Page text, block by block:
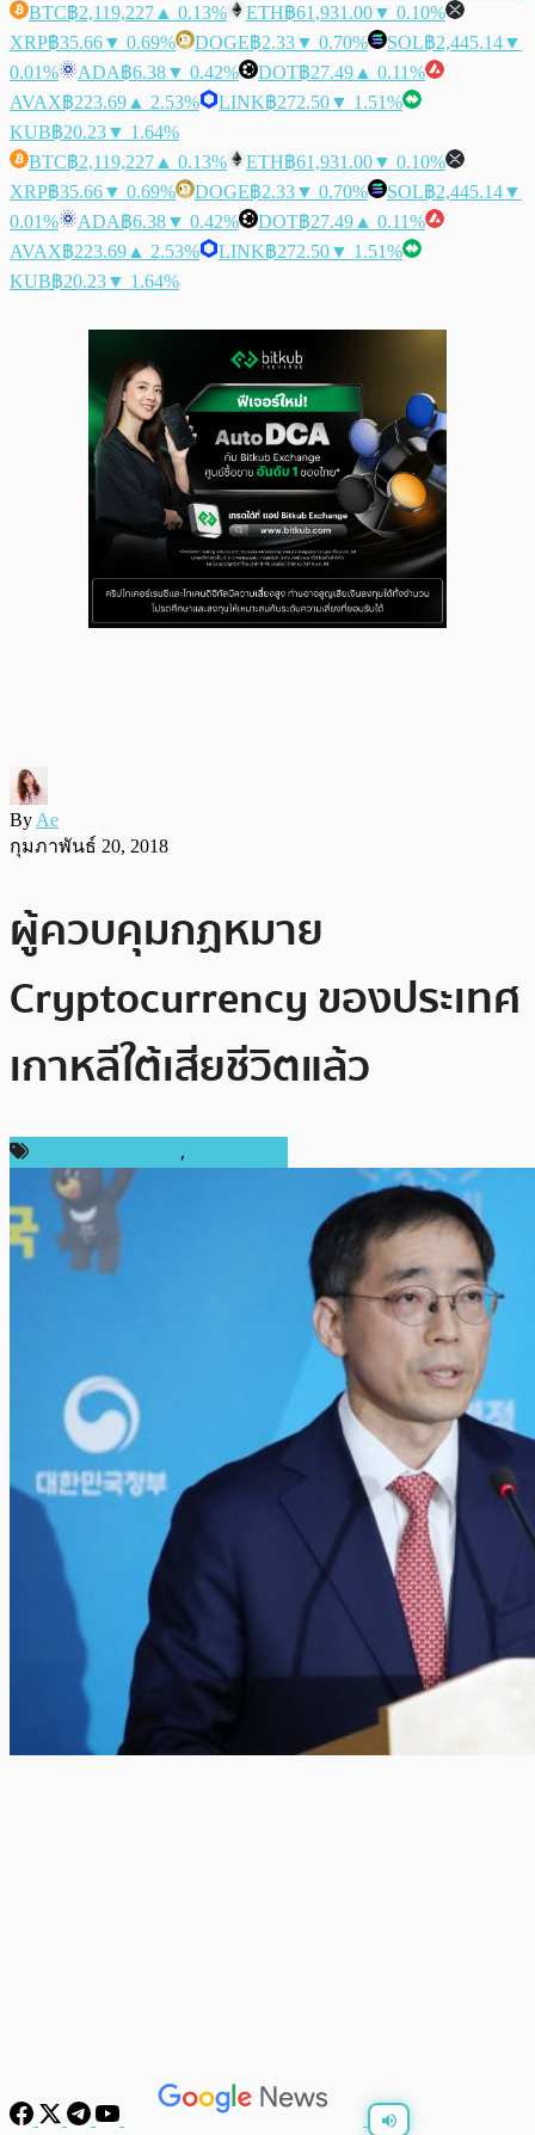
BTC฿2,119,227 ▲ 0.13% ETH฿61,931.00▼ 0.10%
XRP฿35.66▼ 0.69% DOGE฿2.33▼ 0.70% SOL฿2,445.14▼
0.01%
ADA฿6.38▼ 0.42% DOT฿27.49 ▲ 0.11%
AVAX฿223.69 ▲ 2.53% LINK฿272.50▼ 1.51%
KUB฿20.23▼ 1.64%
BTC฿2,119,227 ▲ 0.13% ETH฿61,931.00▼ 0.10%
XRP฿35.66▼ 0.69% DOGE฿2.33▼ 0.70% SOL฿2,445.14▼
0.01%
ADA฿6.38▼ 0.42% DOT฿27.49 ▲ 0.11%
AVAX฿223.69 ▲ 2.53% LINK฿272.50▼ 1.51%
KUB฿20.23▼ 1.64%
By Ae
กุมภาพันธ์ 20, 2018
ผู้ควบคุมกฏหมาย
Cryptocurrency ของประเทศ
เกาหลีใต้เสียชีวิตแล้ว
,